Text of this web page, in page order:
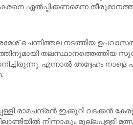
ഏല്‍പ്പിക്കണമെന്ന
ചെന്നിത്തല നടത്തിയ
തലസ്ഥാനത്തെത്തിയ
എന്നാല്‍ അദ്ദേഹം
രാമചന്ദ്രന്‍ ഇക്കുറി വടക്കന്‍
നിന്നാകും മുല്ലപ്പള്ളി